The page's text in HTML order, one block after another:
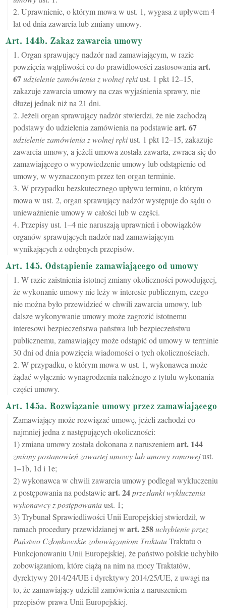
2. Uprawnienie, o którym mowa w ust. 1, wygasa z upływem 4
lat od dnia zawarcia lub zmiany umowy.
Art. 144b. Zakaz zawarcia umowy
1. Organ sprawujący nadzór nad zamawiającym, w razie
powzięcia wątpliwości co do prawidłowości zastosowania art.
67udzielenie zamówienia z wolnej rękiust. 1 pkt 12–15,
zakazuje zawarcia umowy na czas wyjaśnienia sprawy, nie
dłużej jednak niż na 21 dni.
2. Jeżeli organ sprawujący nadzór stwierdzi, że nie zachodzą
podstawy do udzielenia zamówienia na podstawieart.67
udzielenie zamówienia z wolnej rękiust. 1 pkt 12–15, zakazuje
zawarcia umowy, a jeżeli umowa została zawarta, zwraca się do
zamawiającego o wypowiedzenie umowy lub odstąpienie od
umowy, w wyznaczonym przez ten organ terminie.
3. W przypadku bezskutecznego upływu terminu, o którym
mowa w ust. 2, organ sprawujący nadzór występuje do sądu o
unieważnienie umowy w całości lub w części.
4. Przepisy ust. 1–4 nie naruszają uprawnień i obowiązków
organów sprawujących nadzór nad zamawiającym
wynikających z odrębnych przepisów.
Art. 145. Odstąpienie zamawiającego od umowy
1. W razie zaistnienia istotnej zmiany okoliczności powodującej,
że wykonanie umowy nie leży w interesie publicznym, czego
nie można było przewidzieć w chwili zawarcia umowy, lub
dalsze wykonywanie umowy może zagrozić istotnemu
interesowi bezpieczeństwa państwa lub bezpieczeństwu
publicznemu, zamawiający może odstąpić od umowy w terminie
30 dni od dnia powzięcia wiadomości o tych okolicznościach.
2. W przypadku, o którym mowa w ust. 1, wykonawca może
żądać wyłącznie wynagrodzenia należnego z tytułu wykonania
części umowy.
Art. 145a. Rozwiązanie umowy przez zamawiającego
Zamawiający może rozwiązać umowę, jeżeli zachodzi co
najmniej jedna z następujących okoliczności:
1) zmiana umowy została dokonana z naruszeniemart. 144
zmiany postanowień zawartej umowy lub umowy ramowejust.
1–1b, 1d i 1e;
2) wykonawca w chwili zawarcia umowy podlegał wykluczeniu
z postępowania na podstawieart.24przesłanki wykluczenia
wykonawcy z postępowaniaust. 1;
3) Trybunał Sprawiedliwości Unii Europejskiej stwierdził, w
ramach procedury przewidzianej w art.258uchybienie przez
Państwo Członkowskie zobowiązaniom TraktatuTraktatu o
Funkcjonowaniu Unii Europejskiej, że państwo polskie uchybiło
zobowiązaniom, które ciążą na nim na mocy Traktatów,
dyrektywy 2014/24/UE i dyrektywy 2014/25/UE, z uwagi na
to, że zamawiający udzielił zamówienia z naruszeniem
przepisów prawa Unii Europejskiej.